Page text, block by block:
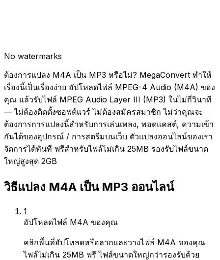
No watermarks
ต้องการแปลง M4A เป็น MP3 หรือไม่? MegaConvert ทำให้
เรื่องนี้เป็นเรื่องง่าย อัปโหลดไฟล์ MPEG-4 Audio (M4A) ของ
คุณ แล้วรับไฟล์ MPEG Audio Layer III (MP3) ในไม่กี่วินาที
— ไม่ต้องติดตั้งซอฟต์แวร์ ไม่ต้องสมัครสมาชิก ไม่ว่าคุณจะ
ต้องการการแปลงนี้สำหรับการเล่นเพลง, พอดแคสต์, ความเข้า
กันได้ของอุปกรณ์ / การสตรีมบนเว็บ ตัวแปลงออนไลน์ของเรา
จัดการได้ทันที ฟรีสำหรับไฟล์ไม่เกิน 25MB รองรับไฟล์ขนาด
ใหญ่สูงสุด 2GB
วิธีแปลง M4A เป็น MP3 ออนไลน์
1
อัปโหลดไฟล์ M4A ของคุณ
คลิกพื้นที่อัปโหลดหรือลากและวางไฟล์ M4A ของคุณ
ไฟล์ไม่เกิน 25MB ฟรี ไฟล์ขนาดใหญ่กว่ารองรับด้วย